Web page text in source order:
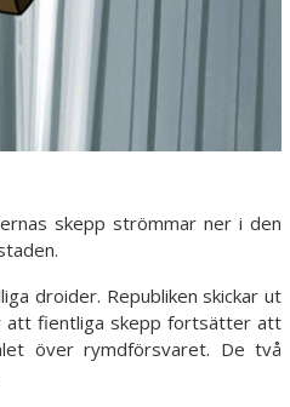
skepp strömmar ner i den
droider. Republiken skickar ut
att fientliga skepp fortsätter att
över rymdförsvaret. De två